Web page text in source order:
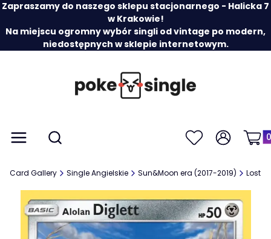
Zapraszamy do naszego sklepu stacjonarnego - Halicka 7
w Krakowie!
Na miejscu ogromny wybór singli od vintage po modern,
niedostępnych w sklepie internetowym.
Menu Otwórz wyszukiwarkę
Szukaj UlubioneZaloguj się
Card Gallery Single Angielskie Sun&Moon era (2017-2019) Lost